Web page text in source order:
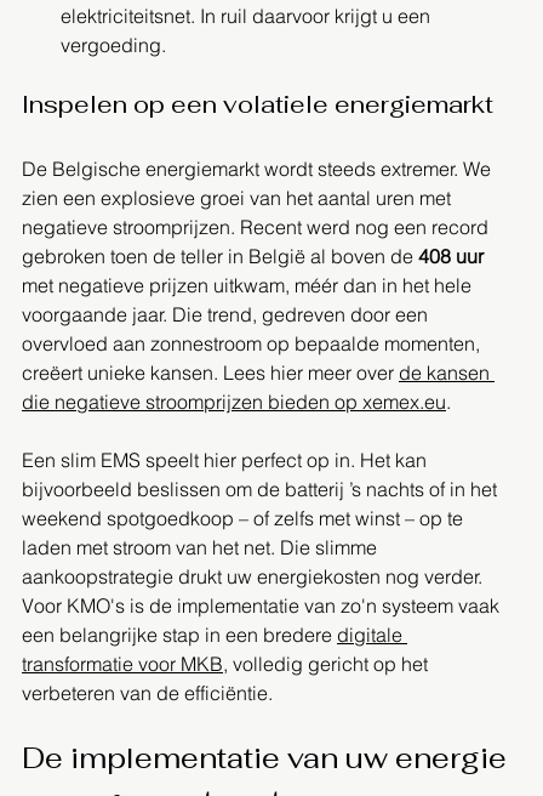
elektriciteitsnet. In ruil daarvoor krijgt u een
vergoeding.
Inspelen op een volatiele energiemarkt
De Belgische energiemarkt wordt steeds extremer. We
zien een explosieve groei van het aantal uren met
negatieve stroomprijzen. Recent werd nog een record
gebroken toen de teller in België al boven de 408 uur
met negatieve prijzen uitkwam, méér dan in het hele
voorgaande jaar. Die trend, gedreven door een
overvloed aan zonnestroom op bepaalde momenten,
creëert unieke kansen. Lees hier meer over de kansen
die negatieve stroomprijzen bieden op xemex.eu.
Een slim EMS speelt hier perfect op in. Het kan
bijvoorbeeld beslissen om de batterij ’s nachts of in het
weekend spotgoedkoop – of zelfs met winst – op te
laden met stroom van het net. Die slimme
aankoopstrategie drukt uw energiekosten nog verder.
Voor KMO's is de implementatie van zo'n systeem vaak
een belangrijke stap in een bredere digitale
transformatie voor MKB, volledig gericht op het
verbeteren van de efficiëntie.
De implementatie van uw energie